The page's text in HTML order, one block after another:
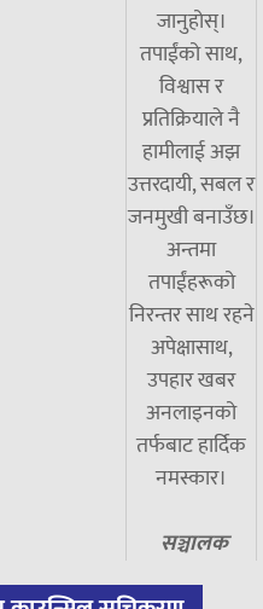
जानुहोस्।
तपाईंको साथ,
विश्वास र
प्रतिक्रियाले नै
हामीलाई अझ
उत्तरदायी, सबल र
जनमुखी बनाउँछ।
अन्तमा
तपाईंहरूको
निरन्तर साथ रहने
अपेक्षासाथ,
उपहार खबर
अनलाइनको
तर्फबाट हार्दिक
नमस्कार।
सञ्चालक